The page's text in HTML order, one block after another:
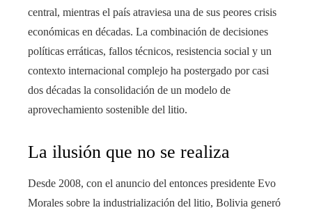
central, mientras el país atraviesa una de sus peores crisis
económicas en décadas. La combinación de decisiones
políticas erráticas, fallos técnicos, resistencia social y un
contexto internacional complejo ha postergado por casi
dos décadas la consolidación de un modelo de
aprovechamiento sostenible del litio.
La ilusión que no se realiza
Desde 2008, con el anuncio del entonces presidente Evo
Morales sobre la industrialización del litio, Bolivia generó